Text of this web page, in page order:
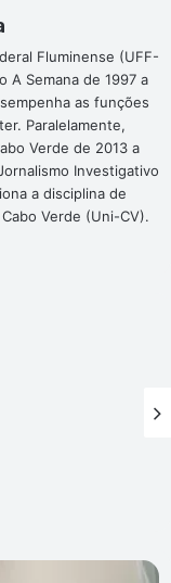
Fluminense (UFF-
A Semana de 1997 a
as funções
Paralelamente,
Verde de 2013 a
Investigativo
a disciplina de
Verde (Uni-CV).